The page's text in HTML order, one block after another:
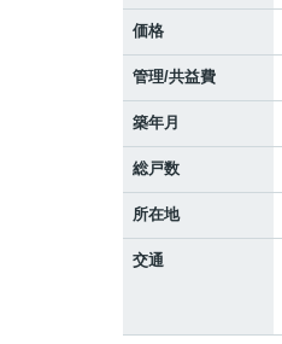
価格
管理/共益費
築年月
総戸数
所在地
交通